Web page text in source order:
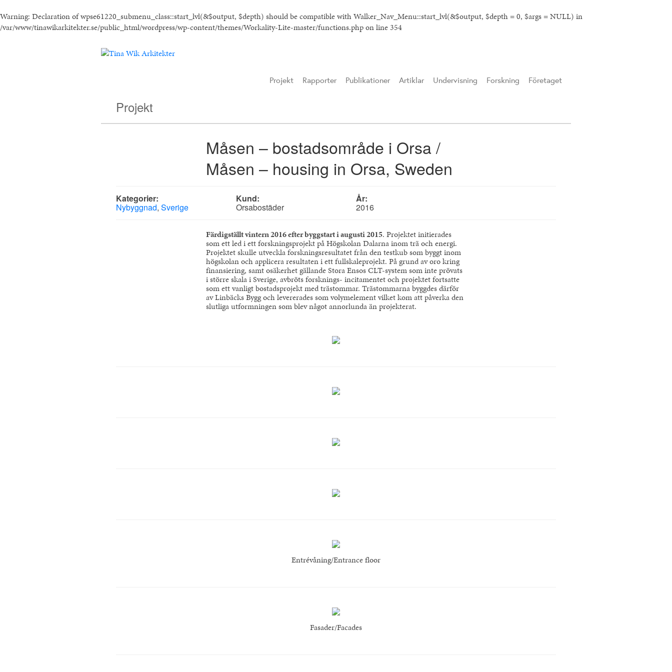
Warning: Declaration of wpse61220_submenu_class::start_lvl(&$output, $depth) should be compatible with Walker_Nav_Menu::start_lvl(&$output, $depth = 0, $args = NULL) in
/var/www/tinawikarkitekter.se/public_html/wordpress/wp-content/themes/Workality-Lite-master/functions.phpon line354
Projekt Rapporter Publikationer Artiklar Undervisning Forskning Företaget
Projekt
Måsen – bostadsområde i Orsa /
Måsen – housing in Orsa, Sweden
Kategorier:
Nybyggnad, Sverige
Kund:
Orsabostäder
År:
2016
Färdigställt vintern 2016 efter byggstart i augusti 2015. Projektet initierades
som ett led i ett forskningsprojekt på Högskolan Dalarna inom trä och energi.
Projektet skulle utveckla forskningsresultatet från den testkub som byggt inom
högskolan och applicera resultaten i ett fullskaleprojekt. På grund av oro kring
finansiering, samt osäkerhet gällande Stora Ensos CLT-system som inte prövats
i större skala i Sverige, avbröts forsknings- incitamentet och projektet fortsatte
som ett vanligt bostadsprojekt med trästommar. Trästommarna byggdes därför
av Linbäcks Bygg och levererades som volymelement vilket kom att påverka den
slutliga utformningen som blev något annorlunda än projekterat.
Entrévåning/Entrance floor
Fasader/Facades